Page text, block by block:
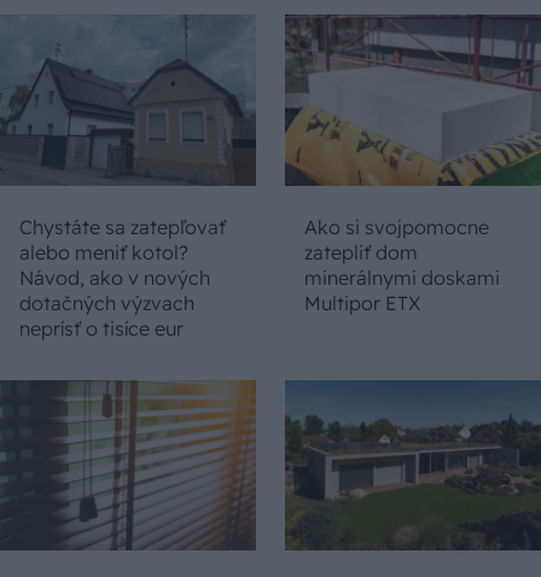
Chystáte sa zatepľovať
alebo meniť kotol?
Návod, ako v nových
dotačných výzvach
neprísť o tisíce eur
Ako si svojpomocne
zatepliť dom
minerálnymi doskami
Multipor ETX